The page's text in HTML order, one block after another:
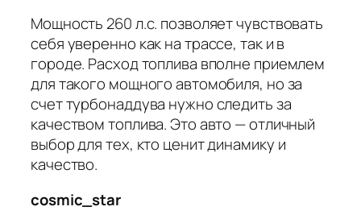
Мощность 260 л.с. позволяет чувствовать
себя уверенно как на трассе, так и в
городе. Расход топлива вполне приемлем
для такого мощного автомобиля, но за
счет турбонаддува нужно следить за
качеством топлива. Это авто — отличный
выбор для тех, кто ценит динамику и
качество.
cosmic_star